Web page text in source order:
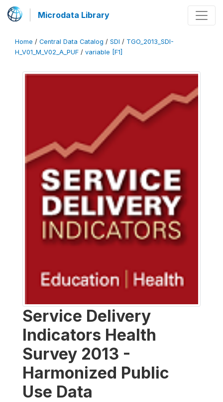
Microdata Library
Home / Central Data Catalog / SDI / TGO_2013_SDI-
H_V01_M_V02_A_PUF / variable [F1]
Service Delivery
Indicators Health
Survey 2013 -
Harmonized Public
Use Data